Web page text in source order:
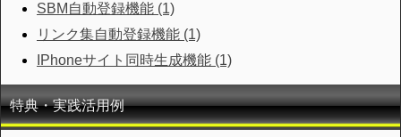
SBM自動登録機能 (1)
リンク集自動登録機能 (1)
IPhoneサイト同時生成機能 (1)
特典・実践活用例